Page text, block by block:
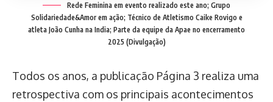
Rede Feminina em evento realizado este ano; Grupo
Solidariedade&Amor em ação; Técnico de Atletismo Caike Rovigo e
atleta João Cunha na India; Parte da equipe da Apae no encerramento
2025 (Divulgação)
Todos os anos, a publicação Página 3 realiza uma
retrospectiva com os principais acontecimentos